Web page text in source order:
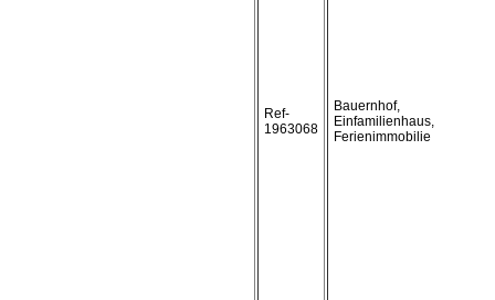
Ref-
1963068
Bauernhof,
Einfamilienhaus,
Ferienimmobilie